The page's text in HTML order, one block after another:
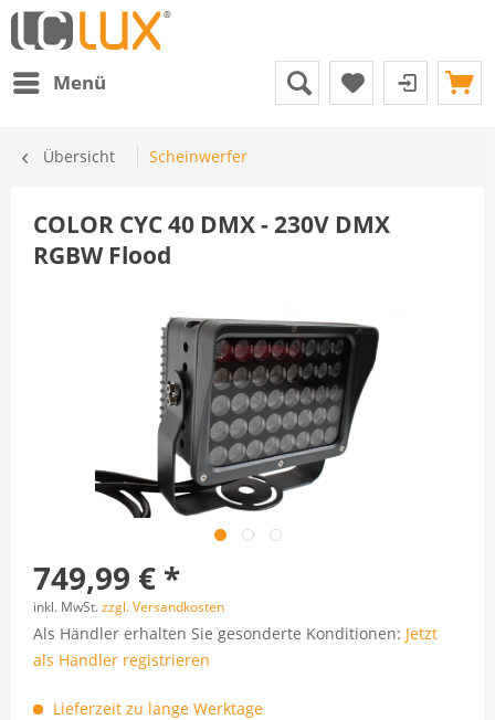
Menü
Übersicht Scheinwerfer
COLOR CYC 40 DMX - 230V DMX
RGBW Flood
749,99 € *
inkl. MwSt.zzgl. Versandkosten
Als Händler erhalten Sie gesonderte Konditionen: Jetzt
als Händler registrieren
Lieferzeit zu lange Werktage